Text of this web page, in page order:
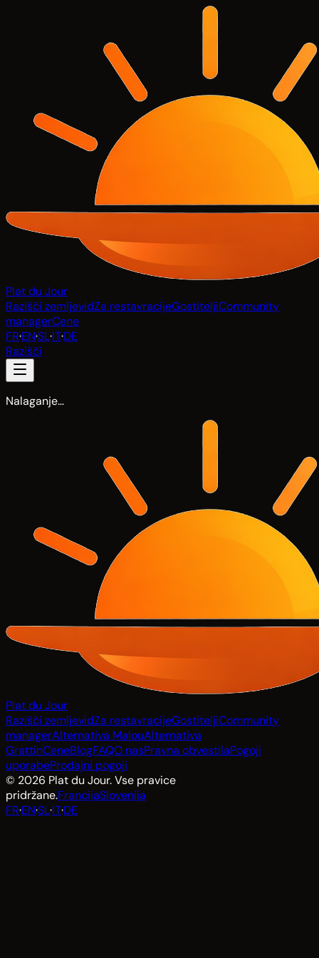
Plat du Jour
Razišči zemljevidZa restavracijeGostiteljiCommunity
managerCene
FR·EN·SL·IT·DE
Razišči
Nalaganje…
Plat du Jour
Razišči zemljevidZa restavracijeGostiteljiCommunity
managerAlternativa MalouAlternativa
GrattinCeneBlogFAQO nasPravna obvestilaPogoji
uporabeProdajni pogoji
© 2026 Plat du Jour. Vse pravice
pridržane.FrancijaSlovenija
FR·EN·SL·IT·DE